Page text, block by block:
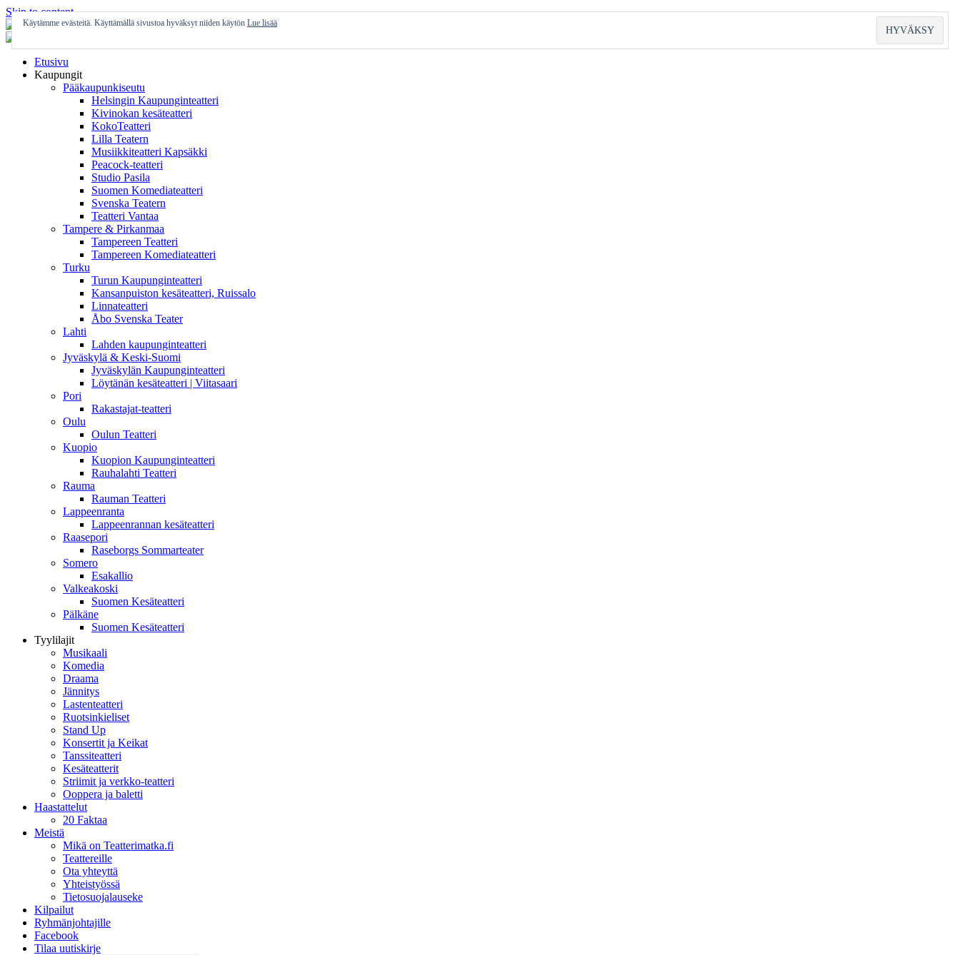
Skip to content
Etusivu
Kaupungit
Pääkaupunkiseutu
Helsingin Kaupunginteatteri
Kivinokan kesäteatteri
KokoTeatteri
Lilla Teatern
Musiikkiteatteri Kapsäkki
Peacock-teatteri
Studio Pasila
Suomen Komediateatteri
Svenska Teatern
Teatteri Vantaa
Tampere & Pirkanmaa
Tampereen Teatteri
Tampereen Komediateatteri
Turku
Turun Kaupunginteatteri
Kansanpuiston kesäteatteri, Ruissalo
Linnateatteri
Åbo Svenska Teater
Lahti
Lahden kaupunginteatteri
Jyväskylä & Keski-Suomi
Jyväskylän Kaupunginteatteri
Löytänän kesäteatteri | Viitasaari
Pori
Rakastajat-teatteri
Oulu
Oulun Teatteri
Kuopio
Kuopion Kaupunginteatteri
Rauhalahti Teatteri
Rauma
Rauman Teatteri
Lappeenranta
Lappeenrannan kesäteatteri
Raasepori
Raseborgs Sommarteater
Somero
Esakallio
Valkeakoski
Suomen Kesäteatteri
Pälkäne
Suomen Kesäteatteri
Tyylilajit
Musikaali
Komedia
Draama
Jännitys
Lastenteatteri
Ruotsinkieliset
Stand Up
Konsertit ja Keikat
Tanssiteatteri
Kesäteatterit
Striimit ja verkko-teatteri
Ooppera ja baletti
Haastattelut
20 Faktaa
Meistä
Mikä on Teatterimatka.fi
Teattereille
Ota yhteyttä
Yhteistyössä
Tietosuojalauseke
Kilpailut
Ryhmänjohtajille
Facebook
Tilaa uutiskirje
Käytämme evästeitä. Käyttämällä sivustoa hyväksyt niiden käytön Lue lisää